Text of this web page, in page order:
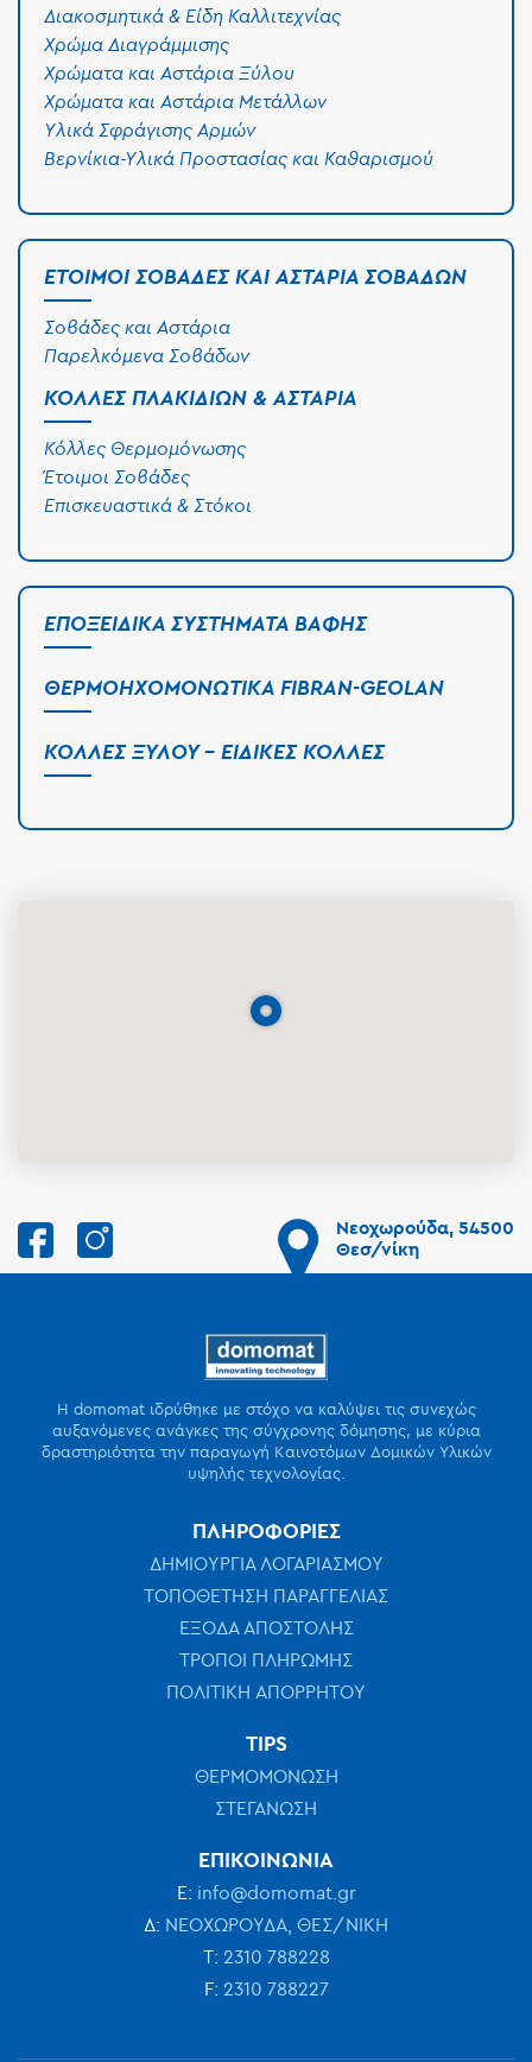
Διακοσμητικά & Είδη Καλλιτεχνίας
Χρώμα Διαγράμμισης
Χρώματα και Αστάρια Ξύλου
Χρώματα και Αστάρια Μετάλλων
Υλικά Σφράγισης Αρμών
Βερνίκια-Υλικά Προστασίας και Καθαρισμού
ΈΤΟΙΜΟΙ ΣΟΒΆΔΕΣ ΚΑΙ ΑΣΤΆΡΙΑ ΣΟΒΆΔΩΝ
Σοβάδες και Αστάρια
Παρελκόμενα Σοβάδων
ΚΌΛΛΕΣ ΠΛΑΚΙΔΊΩΝ & ΑΣΤΆΡΙΑ
Κόλλες Θερμομόνωσης
Έτοιμοι Σοβάδες
Επισκευαστικά & Στόκοι
ΕΠΟΞΕΙΔΙΚΆ ΣΥΣΤΉΜΑΤΑ ΒΑΦΉΣ
ΘΕΡΜΟΗΧΟΜΟΝΩΤΙΚΆ FIBRAN-GEOLAN
ΚΌΛΛΕΣ ΞΎΛΟΥ - ΕΙΔΙΚΈΣ ΚΌΛΛΕΣ
Νεοχωρούδα, 54500
Θεσ/νίκη
Η domomat ιδρύθηκε με στόχο να καλύψει τις συνεχώς
αυξανόμενες ανάγκες της σύγχρονης δόμησης, με κύρια
δραστηριότητα την παραγωγή Καινοτόμων Δομικών Υλικών
υψηλής τεχνολογίας.
ΠΛΗΡΟΦΟΡΙΕΣ
ΔΗΜΙΟΥΡΓΙΑ ΛΟΓΑΡΙΑΣΜΟΥ
ΤΟΠΟΘΕΤΗΣΗ ΠΑΡΑΓΓΕΛΙΑΣ
ΕΞΟΔΑ ΑΠΟΣΤΟΛΗΣ
ΤΡΟΠΟΙ ΠΛΗΡΩΜΗΣ
ΠΟΛΙΤΙΚΗ ΑΠΟΡΡΗΤΟΥ
TIPS
ΘΕΡΜΟΜΟΝΩΣΗ
ΣΤΕΓΑΝΩΣΗ
ΕΠΙΚΟΙΝΩΝΙΑ
Ε: info@domomat.gr
Δ: ΝΕΟΧΩΡΟΥΔΑ, ΘΕΣ/ΝΙΚΗ
Τ: 2310 788228
F: 2310 788227